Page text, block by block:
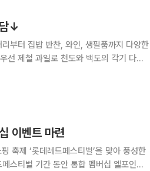
↓
부터 집밥 반찬, 와인, 생필품까지 다양한
이벤트 마련
축제 ‘롯데레드페스티벌’을 맞아 풍성한